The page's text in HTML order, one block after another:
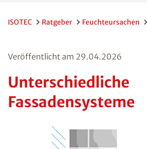
ISOTEC Ratgeber Feuchteursachen
Veröffentlicht am 29.04.2026
Unterschiedliche
Fassadensysteme